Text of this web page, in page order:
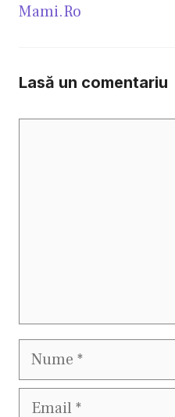
Mami.Ro
Lasă un comentariu
Nume
Email